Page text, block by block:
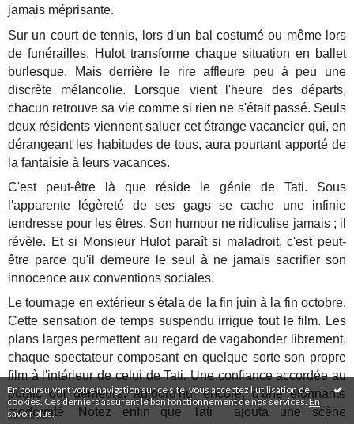
En poursuivant votre navigation sur ce site, vous acceptez l'utilisation de
cookies. Ces derniers assurent le bon fonctionnement de nos services.En
savoir plus.
jamais méprisante.
Sur un court de tennis, lors d'un bal costumé ou même lors
de funérailles, Hulot transforme chaque situation en ballet
burlesque. Mais derrière le rire affleure peu à peu une
discrète mélancolie. Lorsque vient l'heure des départs,
chacun retrouve sa vie comme si rien ne s'était passé. Seuls
deux résidents viennent saluer cet étrange vacancier qui, en
dérangeant les habitudes de tous, aura pourtant apporté de
la fantaisie à leurs vacances.
C'est peut-être là que réside le génie de Tati. Sous
l'apparente légèreté de ses gags se cache une infinie
tendresse pour les êtres. Son humour ne ridiculise jamais ; il
révèle. Et si Monsieur Hulot paraît si maladroit, c'est peut-
être parce qu'il demeure le seul à ne jamais sacrifier son
innocence aux conventions sociales.
Le tournage en extérieur s'étala de la fin juin à la fin octobre.
Cette sensation de temps suspendu irrigue tout le film. Les
plans larges permettent au regard de vagabonder librement,
chaque spectateur composant en quelque sorte son propre
film à l'intérieur de celui de Tati. Une confiance accordée au
public qui demeure, aujourd'hui encore, d'une étonnante
modernité. Notez enfin que Tati ajouta une scène